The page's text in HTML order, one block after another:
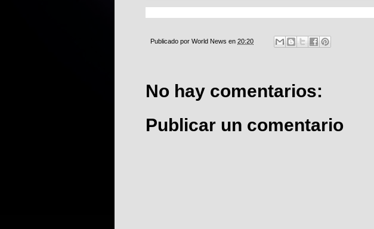
Publicado por World News en 20:20
No hay comentarios:
Publicar un comentario